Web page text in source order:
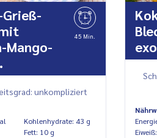
Mango-
45 Min.
unkompliziert
Kohlenhydrate: 43 g
Fett: 10 g